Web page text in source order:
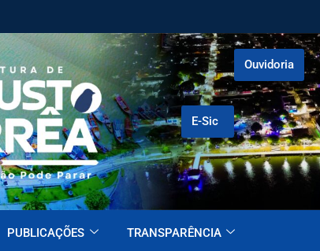
E-Sic
Ouvidoria
PUBLICAÇÕES TRANSPARÊNCIA